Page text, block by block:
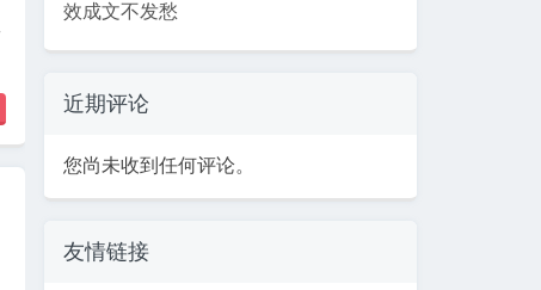
效成文不发愁
近期评论
您尚未收到任何评论。
友情链接